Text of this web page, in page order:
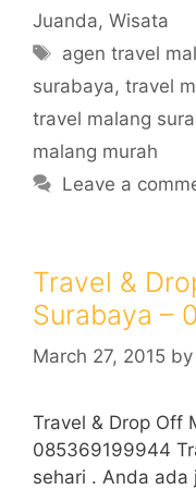
Juanda, Wisata
Tags
agen travel
surabaya, travel
travel malang
malang murah
Leave a
Travel &
Surabaya –
March 27, 2015 by
Travel & Drop Off
085369199944
sehari . Anda ada